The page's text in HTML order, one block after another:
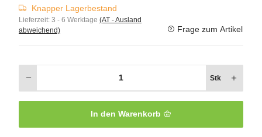
Knapper Lagerbestand
Lieferzeit: 3 - 6 Werktage (AT - Ausland
abweichend)
Frage zum Artikel
Stk
In den Warenkorb